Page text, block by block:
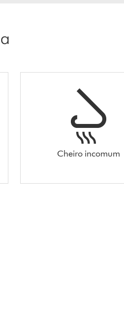
Cheiro incomum